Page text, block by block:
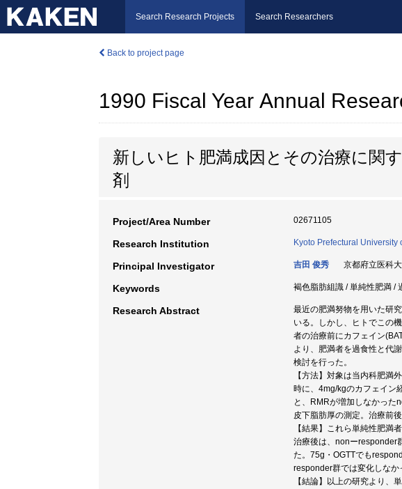
Search Research Projects Search Researchers
Back to project page
1990 Fiscal Year Annual
新しいヒト肥満成因とその治療に関
剤
Project/Area Number 02671105
Research Institution Kyoto Prefectural University
Principal Investigator 吉田 俊秀 京都府立医科
Keywords 褐色脂肪組識 / 単純性肥満 /
Research Abstract
最近の肥満努物を用いた研
いる。しかし、ヒトでこの
者の治療前にカフェイン
より、肥満者を過食性と代
検討を行った。
【方法】対象は当内科肥満
時に、4mg/kgのカフェイン
と、RMRが増加しなかった
皮下脂肪厚の測定。治療前
【結果】これら単純性肥満
治療後は、nonーresponder
た。75g・OGTTでも
responder群では変化しなか
【結論】以上の研究より、